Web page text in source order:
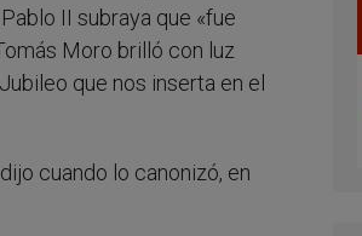
II subraya que «fue
Moro brilló con luz
que nos inserta en el
cuando lo canonizó, en